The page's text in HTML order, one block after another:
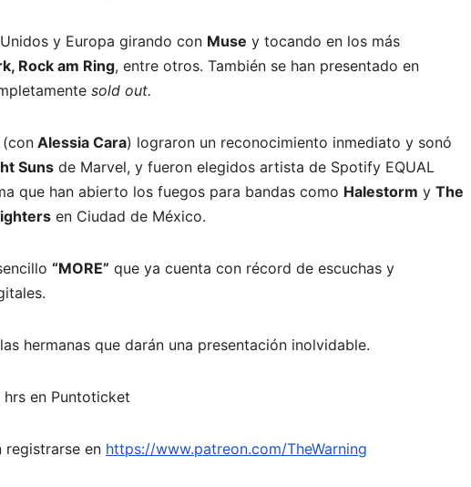
y Europa girando con Muse y tocando en los más
Rock am Ring, entre otros. También se han presentado en
sold out.
(con Alessia Cara) lograron un reconocimiento inmediato y sonó
Suns de Marvel, y fueron elegidos artista de Spotify EQUAL
que han abierto los fuegos para bandas como Halestorm y The
en Ciudad de México.
“MORE” que ya cuenta con récord de escuchas y
hermanas que darán una presentación inolvidable.
hrs en Puntoticket
registrarse en https://www.patreon.com/TheWarning